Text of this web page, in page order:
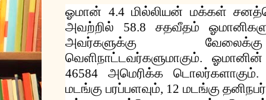
ஓமான் 4.4மில்லியன் மக்கள்
அவற்றில் 58.8 சதவீதம்
அவர்களுக்கு
வேலைக்கு
வெளிநாட்டவர்களுமாகும். ஓமானின்
46584 அமெரிக்க டொலர்களாகும்
மடங்கு பரப்பளவும், 12 மடங்கு தனிநபர்